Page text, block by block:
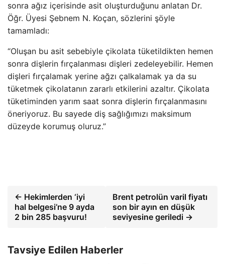
sonra ağız içerisinde asit oluşturduğunu anlatan Dr.
Öğr. Üyesi Şebnem N. Koçan, sözlerini şöyle
tamamladı:
“Oluşan bu asit sebebiyle çikolata tüketildikten hemen
sonra dişlerin fırçalanması dişleri zedeleyebilir. Hemen
dişleri fırçalamak yerine ağzı çalkalamak ya da su
tüketmek çikolatanın zararlı etkilerini azaltır. Çikolata
tüketiminden yarım saat sonra dişlerin fırçalanmasını
öneriyoruz. Bu sayede diş sağlığımızı maksimum
düzeyde korumuş oluruz.”
← Hekimlerden ‘iyi
hal belgesi’ne 9 ayda
2 bin 285 başvuru!
Brent petrolün varil fiyatı
son bir ayın en düşük
seviyesine geriledi →
Tavsiye Edilen Haberler